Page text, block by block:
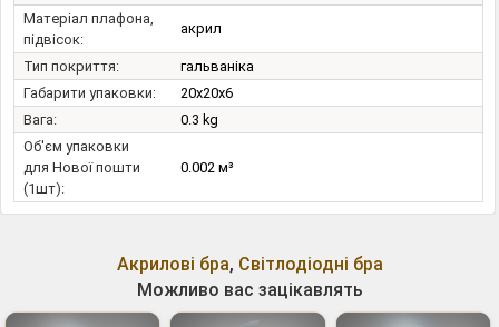
Матеріал плафона,
підвісок:
акрил
Тип покриття:
гальваніка
Габарити упаковки:
20x20x6
Вага:
0.3 kg
Об'єм упаковки
для Нової пошти
(1шт):
0.002 м³
Акрилові бра, Світлодіодні бра
Можливо вас зацікавлять